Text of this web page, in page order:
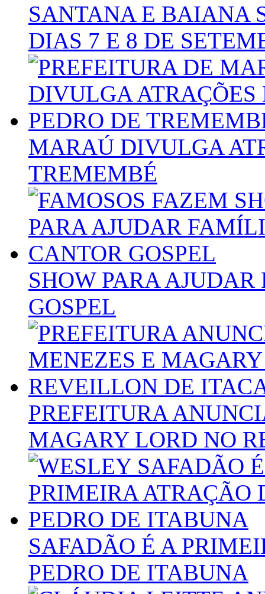
SANTANA E BAIANA
DIAS 7 E 8 DE
MARAÚ DIVULGA
TREMEMBÉ
SHOW PARA
GOSPEL
PREFEITURA
MAGARY LORD NO
SAFADÃO É A
PEDRO DE ITABUNA